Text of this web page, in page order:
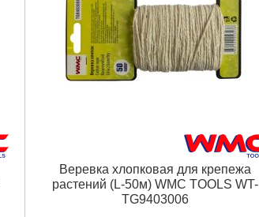
Веревка хлопковая для крепежа
растений (L-50м) WMC TOOLS WT-
TG9403006